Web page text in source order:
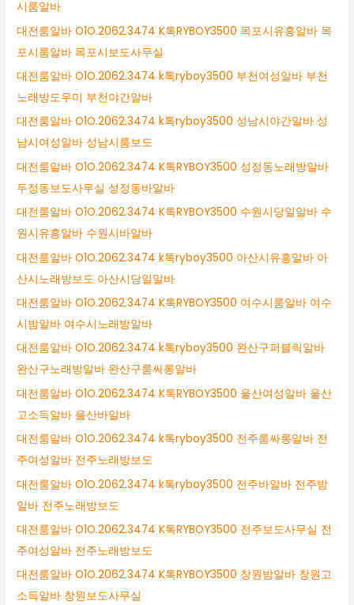
시룸알바
대전룸알바 O1O.2062.3474 K톡RYBOY3500 목포시유흥알바 목
포시룸알바 목포시보도사무실
대전룸알바 O1O.2062.3474 k톡ryboy3500 부천여성알바 부천
노래방도우미 부천야간알바
대전룸알바 O1O.2062.3474 k톡ryboy3500 성남시야간알바 성
남시여성알바 성남시룸보도
대전룸알바 O1O.2062.3474 K톡RYBOY3500 성정동노래방알바
두정동보도사무실 성정동바알바
대전룸알바 O1O.2062.3474 K톡RYBOY3500 수원시당일알바 수
원시유흥알바 수원시바알바
대전룸알바 O1O.2062.3474 k톡ryboy3500 아산시유흥알바 아
산시노래방보도 아산시당일알바
대전룸알바 O1O.2062.3474 K톡RYBOY3500 여수시룸알바 여수
시밤알바 여수시노래방알바
대전룸알바 O1O.2062.3474 k톡ryboy3500 완산구퍼블릭알바
완산구노래방알바 완산구룸싸롱알바
대전룸알바 O1O.2062.3474 K톡RYBOY3500 울산여성알바 울산
고소득알바 울산바알바
대전룸알바 O1O.2062.3474 k톡ryboy3500 전주룸싸롱알바 전
주여성알바 전주노래방보도
대전룸알바 O1O.2062.3474 k톡ryboy3500 전주바알바 전주밤
알바 전주노래방보도
대전룸알바 O1O.2062.3474 K톡RYBOY3500 전주보도사무실 전
주여성알바 전주노래방보도
대전룸알바 O1O.2062.3474 K톡RYBOY3500 창원밤알바 창원고
소득알바 창원보도사무실